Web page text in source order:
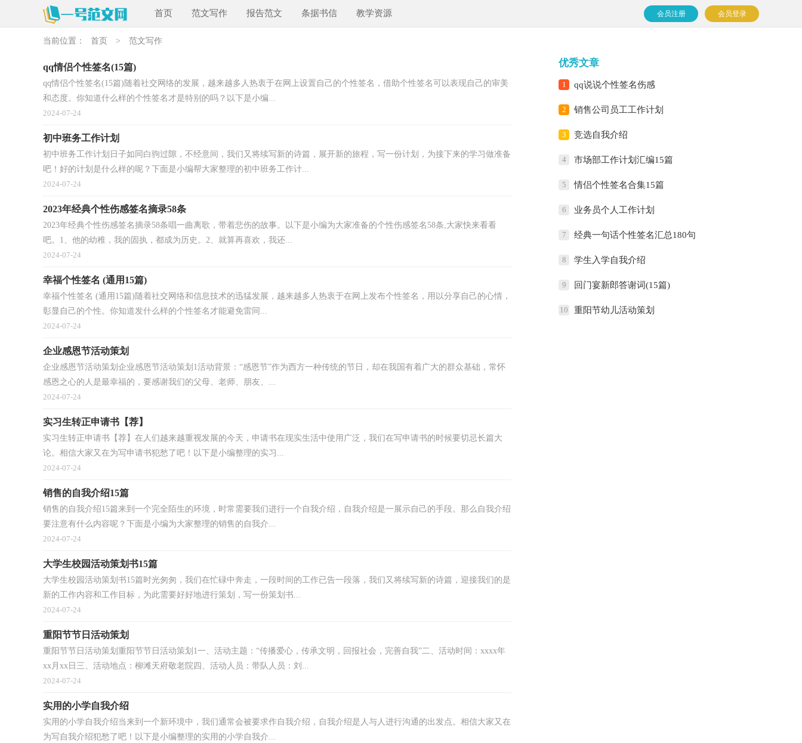
首页 范文写作 报告范文 条据书信 教学资源 会员登录
会员注册
当前位置： 首页 > 范文写作
qq情侣个性签名(15篇)
qq情侣个性签名(15篇)随着社交网络的发展，越来越多人热衷于在网上设置自己的个性签名，借助个性签名可以表现自己的审美
和态度。你知道什么样的个性签名才是特别的吗？以下是小编...
2024-07-24
初中班务工作计划
初中班务工作计划日子如同白驹过隙，不经意间，我们又将续写新的诗篇，展开新的旅程，写一份计划，为接下来的学习做准备
吧！好的计划是什么样的呢？下面是小编帮大家整理的初中班务工作计...
2024-07-24
2023年经典个性伤感签名摘录58条
2023年经典个性伤感签名摘录58条唱一曲离歌，带着悲伤的故事。以下是小编为大家准备的个性伤感签名58条,大家快来看看
吧。1、他的幼稚，我的固执，都成为历史。2、就算再喜欢，我还...
2024-07-24
幸福个性签名 (通用15篇)
幸福个性签名 (通用15篇)随着社交网络和信息技术的迅猛发展，越来越多人热衷于在网上发布个性签名，用以分享自己的心情，
彰显自己的个性。你知道发什么样的个性签名才能避免雷同...
2024-07-24
企业感恩节活动策划
企业感恩节活动策划企业感恩节活动策划1活动背景：“感恩节”作为西方一种传统的节日，却在我国有着广大的群众基础，常怀
感恩之心的人是最幸福的，要感谢我们的父母、老师、朋友、...
2024-07-24
实习生转正申请书【荐】
实习生转正申请书【荐】在人们越来越重视发展的今天，申请书在现实生活中使用广泛，我们在写申请书的时候要切忌长篇大
论。相信大家又在为写申请书犯愁了吧！以下是小编整理的实习...
2024-07-24
销售的自我介绍15篇
销售的自我介绍15篇来到一个完全陌生的环境，时常需要我们进行一个自我介绍，自我介绍是一展示自己的手段。那么自我介绍
要注意有什么内容呢？下面是小编为大家整理的销售的自我介...
2024-07-24
大学生校园活动策划书15篇
大学生校园活动策划书15篇时光匆匆，我们在忙碌中奔走，一段时间的工作已告一段落，我们又将续写新的诗篇，迎接我们的是
新的工作内容和工作目标，为此需要好好地进行策划，写一份策划书...
2024-07-24
重阳节节日活动策划
重阳节节日活动策划重阳节节日活动策划1一、活动主题：“传播爱心，传承文明，回报社会，完善自我”二、活动时间：xxxx年
xx月xx日三、活动地点：柳滩天府敬老院四、活动人员：带队人员：刘...
2024-07-24
实用的小学自我介绍
实用的小学自我介绍当来到一个新环境中，我们通常会被要求作自我介绍，自我介绍是人与人进行沟通的出发点。相信大家又在
为写自我介绍犯愁了吧！以下是小编整理的实用的小学自我介...
优秀文章
1 qq说说个性签名伤感
2 销售公司员工工作计划
3 竞选自我介绍
4 市场部工作计划汇编15篇
5 情侣个性签名合集15篇
6 业务员个人工作计划
7 经典一句话个性签名汇总180句
8 学生入学自我介绍
9 回门宴新郎答谢词(15篇)
10 重阳节幼儿活动策划